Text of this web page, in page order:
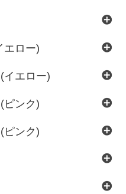
エロー)
イエロー)
ピンク)
ピンク)